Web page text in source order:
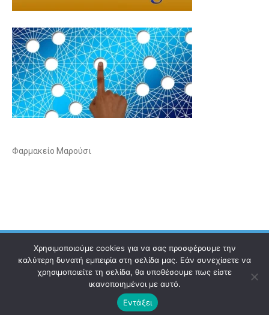
Φαρμακείο Μαρούσι
Ηλεκτρονικός Οδηγός Επικοινωνία Όροι χρήσης
© 2021 Copyright ilektronikosodigos.gr.
Χρησιμοποιούμε cookies για να σας προσφέρουμε την
καλύτερη δυνατή εμπειρία στη σελίδα μας. Εάν συνεχίσετε να
χρησιμοποιείτε τη σελίδα, θα υποθέσουμε πως είστε
ικανοποιημένοι με αυτό.
Εντάξει